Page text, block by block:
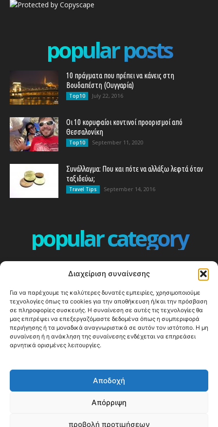
Διαχείριση συναίνεσης
Για να παρέχουμε τις καλύτερες δυνατές εμπειρίες, χρησιμοποιούμε
τεχνολογίες όπως τα cookies για την αποθήκευση ή/και την πρόσβαση
σε πληροφορίες συσκευής. Η συναίνεση σε αυτές τις τεχνολογίες θα
μας επιτρέψει να επεξεργαζόμαστε δεδομένα όπως η συμπεριφορά
περιήγησης ή τα μοναδικά αναγνωριστικά σε αυτόν τον ιστότοπο. Η μη
συναίνεση ή η ανάκληση της συναίνεσης ενδέχεται να επηρεάσει
αρνητικά ορισμένες λειτουργίες.
Αποδοχή
Απόρριψη
προβολή προτιμήσεων
popular posts
10 πράγματα που πρέπει να κάνεις στη
Βουδαπέστη (Ουγγαρία)
Top10 July 22, 2016
Οι 10 κορυφαίοι κοντινοί προορισμοί από
Θεσσαλονίκη
Top10 September 11, 2020
Συνάλλαγμα: Που και πότε να αλλάξω λεφτά όταν
ταξιδεύω;
Travel Tips September 14, 2016
popular category
360
ΕΥΡΩΠΗ
332
ΚΟΣΜΟΣ - WORLD
328
Top10
303
Cool spots
ΝΗΣΙΑ
247
© Happy Traveller 2014-2025